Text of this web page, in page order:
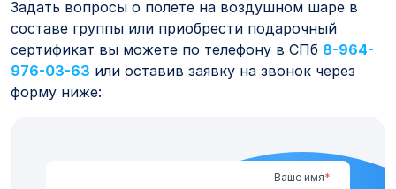
Задать вопросы о полете на воздушном шаре в
составе группы или приобрести подарочный
сертификат вы можете по телефону в СПб 8-964-
976-03-63 или оставив заявку на звонок через
форму ниже:
Ваше имя*